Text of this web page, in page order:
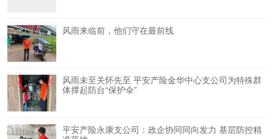
风雨来临前，他们守在最前线
风雨未至关怀先至 平安产险金华中心支公司为特殊群
体撑起防台“保护伞”
平安产险永康支公司：政企协同同向发力 基层防控精